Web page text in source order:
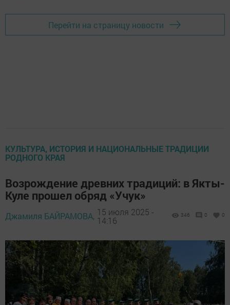
Перейти на страницу новости
КУЛЬТУРА, ИСТОРИЯ И НАЦИОНАЛЬНЫЕ ТРАДИЦИИ
РОДНОГО КРАЯ
Возрождение древних традиций: в Якты-
Куле прошел обряд «Учук»
Джамиля БАЙРАМОВА, 15 июля 2025 -
14:16
346 0 0